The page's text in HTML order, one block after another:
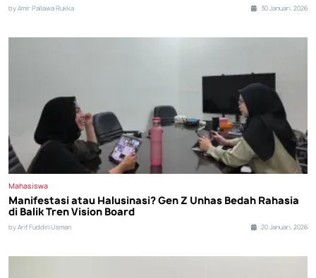
by Amir Pallawa Rukka 30 Januari, 2026
Mahasiswa
Manifestasi atau Halusinasi? Gen Z Unhas Bedah Rahasia
di Balik Tren Vision Board
by Arif Fuddin Usman 20 Januari, 2026